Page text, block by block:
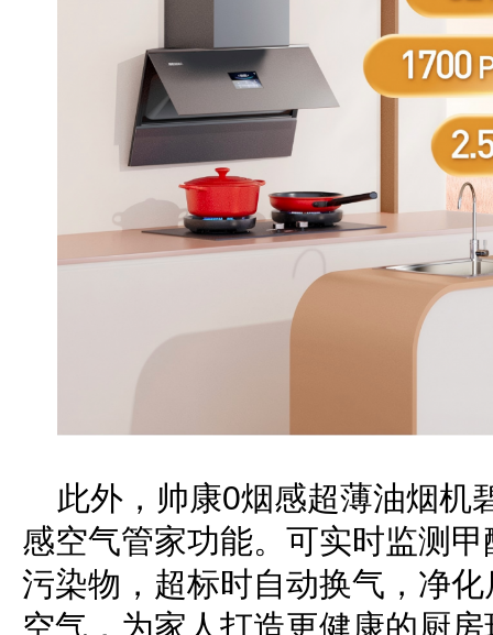
此外，帅康0烟感超薄油烟机
感空气管家功能。可实时监测
污染物，超标时自动换气，净
空气，为家人打造更健康的厨